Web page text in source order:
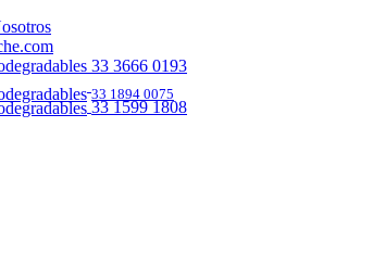
33 3666 0193
33 1894 0075
33 1599 1808